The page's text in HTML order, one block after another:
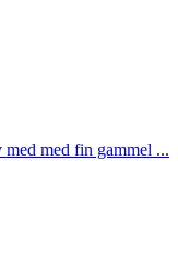
med med fin gammel ...